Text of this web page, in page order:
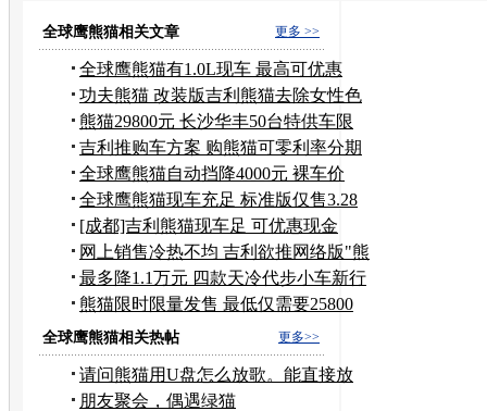
更多 >>
全球鹰熊猫相关文章
全球鹰熊猫有1.0L现车 最高可优惠
5000元
功夫熊猫 改装版吉利熊猫去除女性色
彩
熊猫29800元 长沙华丰50台特供车限
量售
吉利推购车方案 购熊猫可零利率分期
支付
全球鹰熊猫自动挡降4000元 裸车价
4.78万
全球鹰熊猫现车充足 标准版仅售3.28
万
[成都]吉利熊猫现车足 可优惠现金
5000元
网上销售冷热不均 吉利欲推网络版"熊
猫"
最多降1.1万元 四款天冷代步小车新行
情
熊猫限时限量发售 最低仅需要25800
元
更多>>
全球鹰熊猫相关热帖
请问熊猫用U盘怎么放歌。能直接放
吗？
朋友聚会，偶遇绿猫